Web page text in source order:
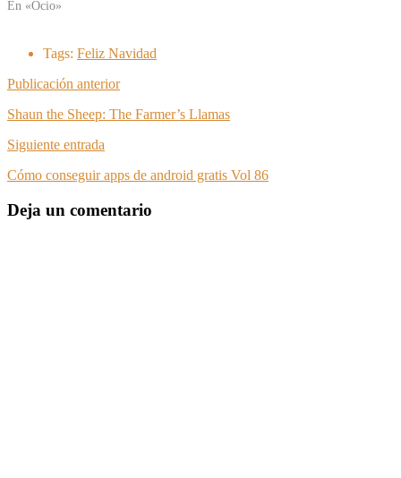
En «Ocio»
Tags: Feliz Navidad
Publicación anterior
Shaun the Sheep: The Farmer’s Llamas
Siguiente entrada
Cómo conseguir apps de android gratis Vol 86
Deja un comentario